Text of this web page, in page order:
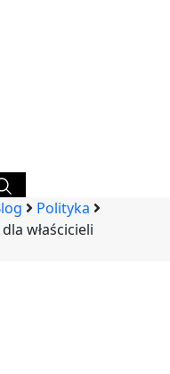
Polityka
właścicieli